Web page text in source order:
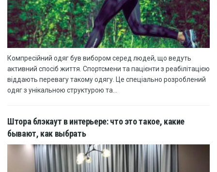
Компресійний одяг був вибором серед людей, що ведуть
активний спосіб життя. Спортсмени та пацієнти з реабілітацією
віддають перевагу такому одягу. Це спеціально розроблений
одяг з унікальною структурою та...
Штора блэкаут в интерьере: что это такое, какие
бывают, как выбрать